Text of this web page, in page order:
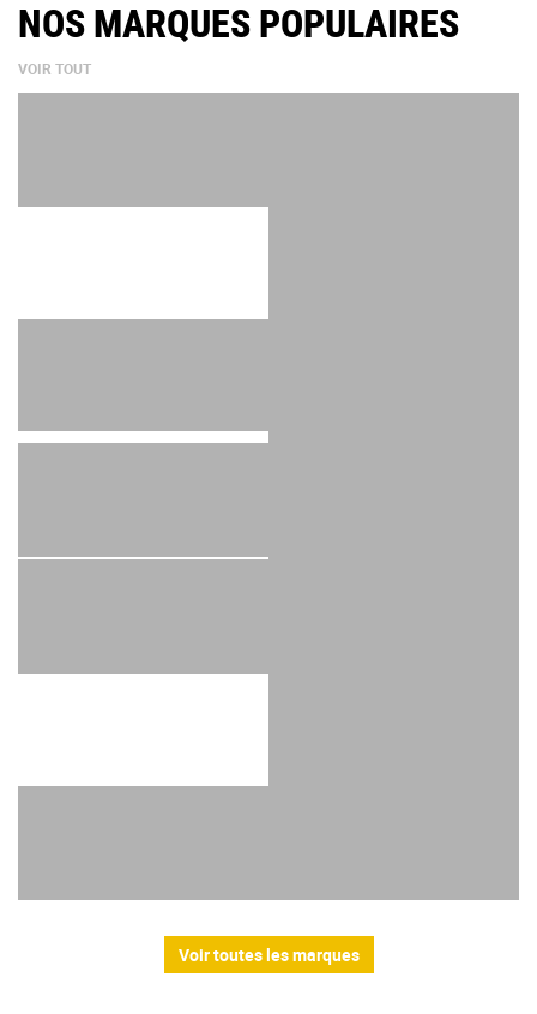
NOS MARQUES POPULAIRES
VOIR TOUT
Voir toutes les marques